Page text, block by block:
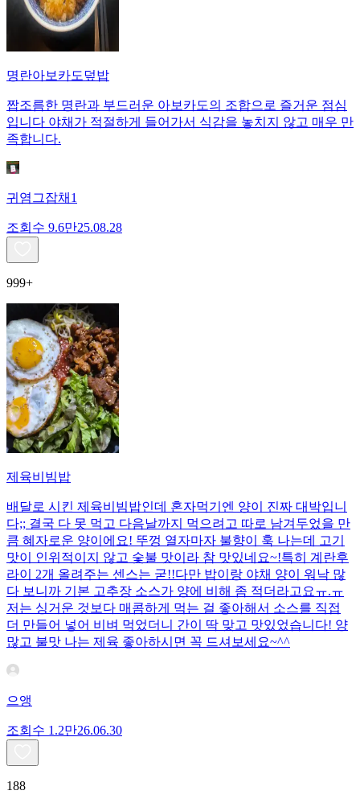
명란아보카도덮밥
짭조름한 명란과 부드러운 아보카도의 조합으로 즐거운 점심
입니다 야채가 적절하게 들어가서 식감을 놓치지 않고 매우 만
족합니다.
귀염그잡채1
조회수 9.6만25.08.28
999+
제육비빔밥
배달로 시킨 제육비빔밥인데 혼자먹기엔 양이 진짜 대박입니
다;; 결국 다 못 먹고 다음날까지 먹으려고 따로 남겨두었을 만
큼 혜자로운 양이에요! 뚜껑 열자마자 불향이 훅 나는데 고기
맛이 인위적이지 않고 숯불 맛이라 참 맛있네요~!특히 계란후
라이 2개 올려주는 센스는 굳!! ​다만 밥이랑 야채 양이 워낙 많
다 보니까 기본 고추장 소스가 양에 비해 좀 적더라고요ㅠ.ㅠ
저는 싱거운 것보다 매콤하게 먹는 걸 좋아해서 소스를 직접
더 만들어 넣어 비벼 먹었더니 간이 딱 맞고 맛있었습니다! 양
많고 불맛 나는 제육 좋아하시면 꼭 드셔보세요~^^
으앵
조회수 1.2만26.06.30
188